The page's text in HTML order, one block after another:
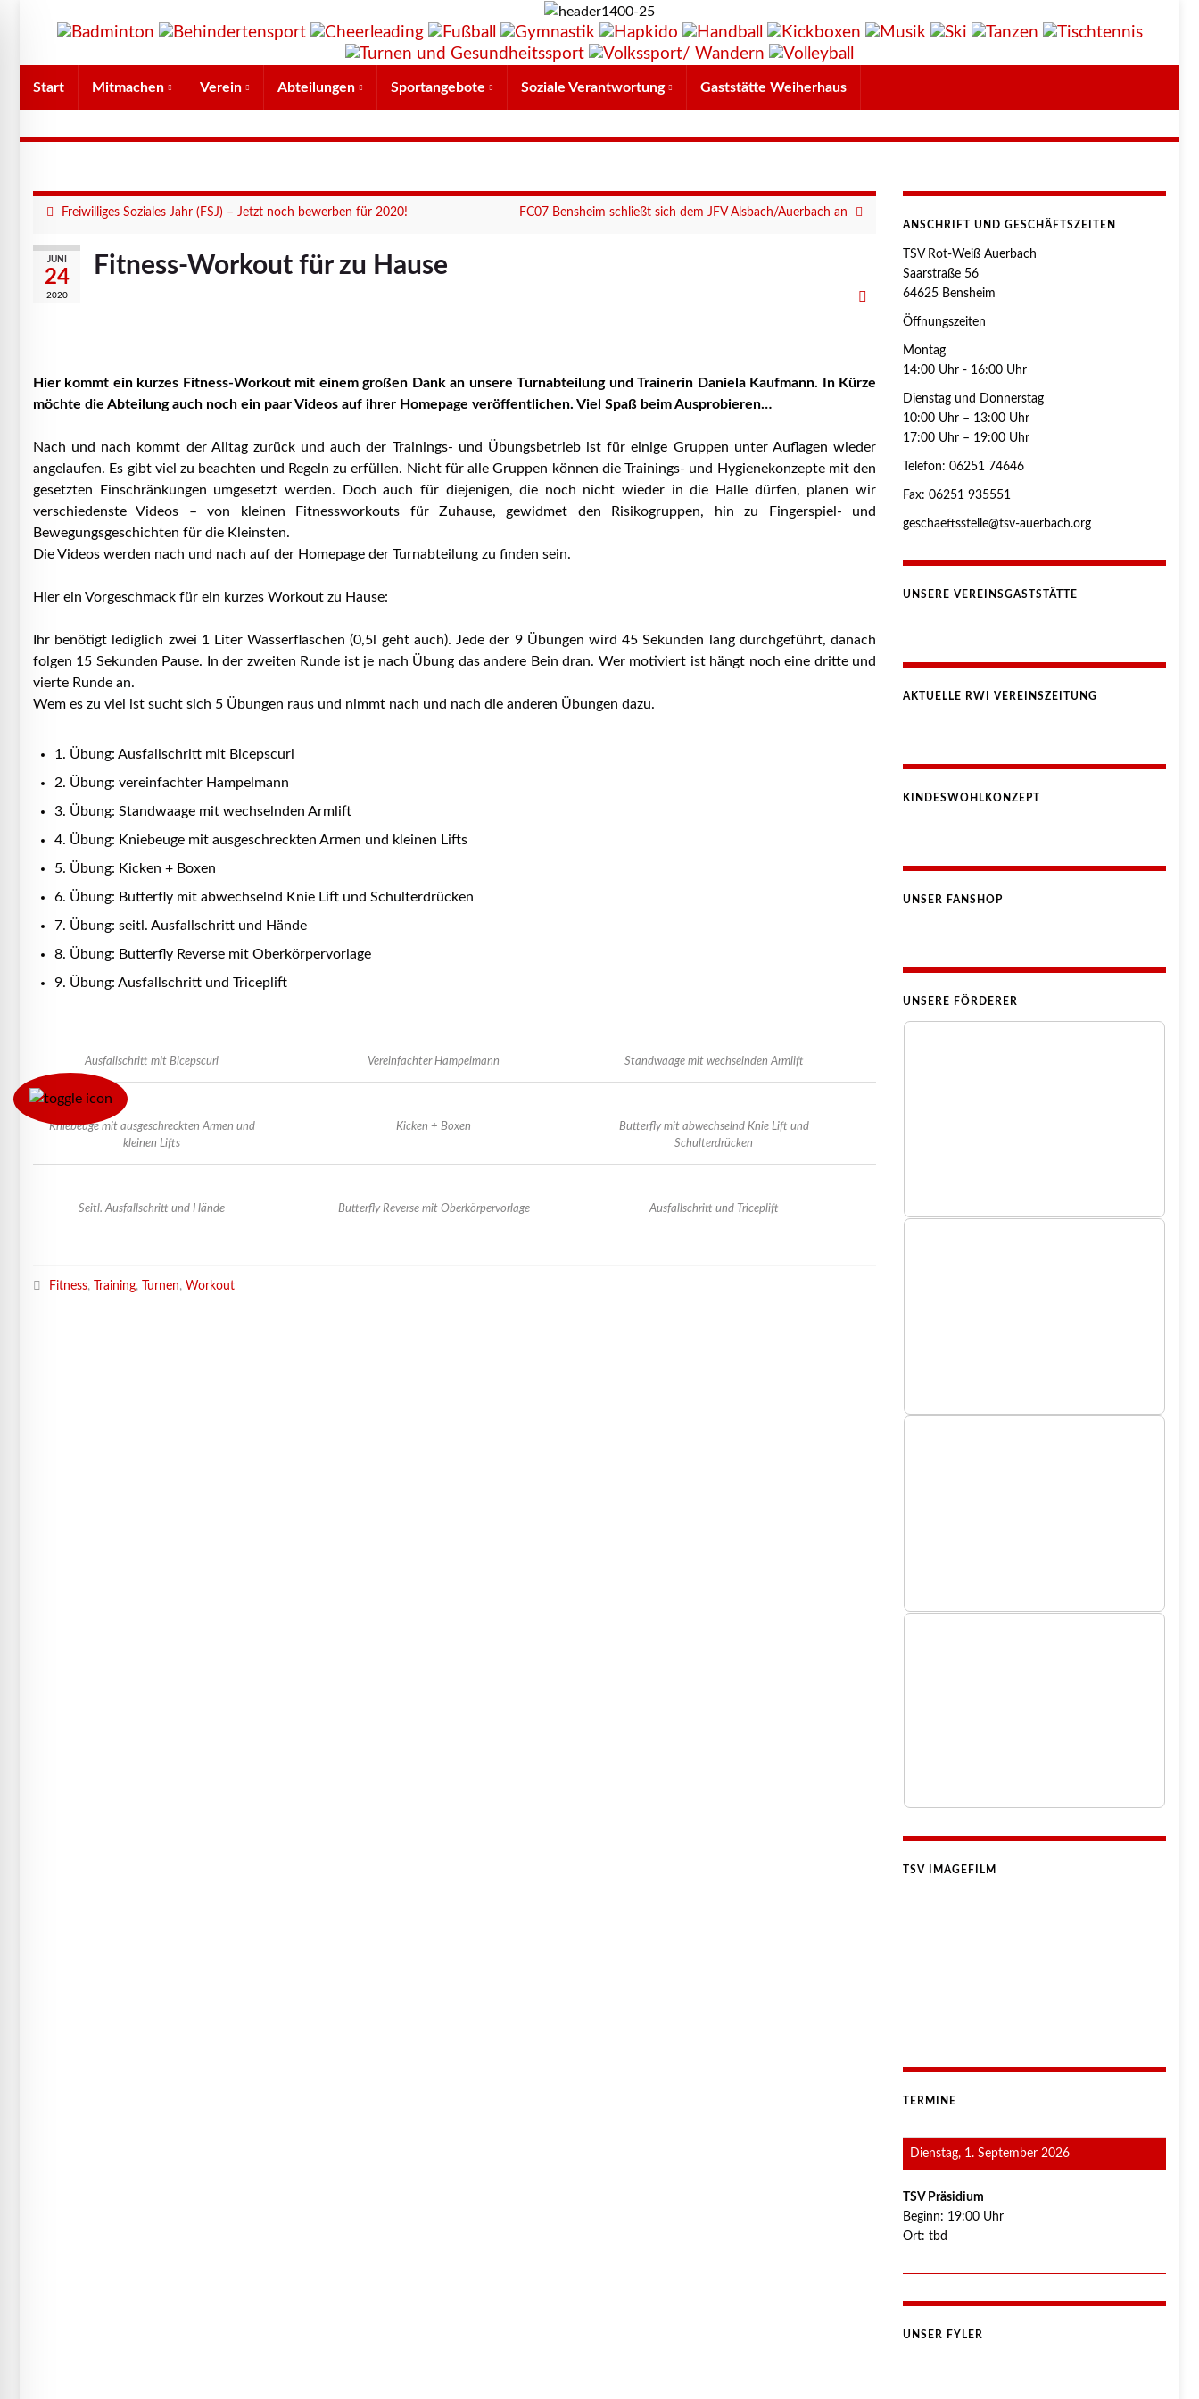
Start Mitmachen Verein Abteilungen Sportangebote Soziale Verantwortung Gaststätte Weiherhaus
Freiwilliges Soziales Jahr (FSJ) – Jetzt noch bewerben für 2020! FC07 Bensheim schließt sich dem JFV Alsbach/Auerbach an
JUNI
24
2020
Fitness-Workout für zu Hause
Hier kommt ein kurzes Fitness-Workout mit einem großen Dank an unsere Turnabteilung und Trainerin Daniela Kaufmann. In Kürze
möchte die Abteilung auch noch ein paar Videos auf ihrer Homepage veröffentlichen. Viel Spaß beim Ausprobieren…
Nach und nach kommt der Alltag zurück und auch der Trainings- und Übungsbetrieb ist für einige Gruppen unter Auflagen wieder
angelaufen. Es gibt viel zu beachten und Regeln zu erfüllen. Nicht für alle Gruppen können die Trainings- und Hygienekonzepte mit den
gesetzten Einschränkungen umgesetzt werden. Doch auch für diejenigen, die noch nicht wieder in die Halle dürfen, planen wir
verschiedenste Videos – von kleinen Fitnessworkouts für Zuhause, gewidmet den Risikogruppen, hin zu Fingerspiel- und
Bewegungsgeschichten für die Kleinsten.
Die Videos werden nach und nach auf der Homepage der Turnabteilung zu finden sein.
Hier ein Vorgeschmack für ein kurzes Workout zu Hause:
Ihr benötigt lediglich zwei 1 Liter Wasserflaschen (0,5l geht auch). Jede der 9 Übungen wird 45 Sekunden lang durchgeführt, danach
folgen 15 Sekunden Pause. In der zweiten Runde ist je nach Übung das andere Bein dran. Wer motiviert ist hängt noch eine dritte und
vierte Runde an.
Wem es zu viel ist sucht sich 5 Übungen raus und nimmt nach und nach die anderen Übungen dazu.
1. Übung: Ausfallschritt mit Bicepscurl
2. Übung: vereinfachter Hampelmann
3. Übung: Standwaage mit wechselnden Armlift
4. Übung: Kniebeuge mit ausgeschreckten Armen und kleinen Lifts
5. Übung: Kicken + Boxen
6. Übung: Butterfly mit abwechselnd Knie Lift und Schulterdrücken
7. Übung: seitl. Ausfallschritt und Hände
8. Übung: Butterfly Reverse mit Oberkörpervorlage
9. Übung: Ausfallschritt und Triceplift
Ausfallschritt mit Bicepscurl Vereinfachter Hampelmann Standwaage mit wechselnden Armlift
Kniebeuge mit ausgeschreckten Armen und
kleinen Lifts
Kicken + Boxen
Butterfly mit abwechselnd Knie Lift und
Schulterdrücken
Seitl. Ausfallschritt und Hände Butterfly Reverse mit Oberkörpervorlage Ausfallschritt und Triceplift
Fitness, Training, Turnen, Workout
ANSCHRIFT UND GESCHÄFTSZEITEN
TSV Rot-Weiß Auerbach
Saarstraße 56
64625 Bensheim
Öffnungszeiten
Montag
14:00 Uhr - 16:00 Uhr
Dienstag und Donnerstag
10:00 Uhr – 13:00 Uhr
17:00 Uhr – 19:00 Uhr
Telefon: 06251 74646
Fax: 06251 935551
geschaeftsstelle@tsv-auerbach.org
UNSERE VEREINSGASTSTÄTTE
AKTUELLE RWI VEREINSZEITUNG
KINDESWOHLKONZEPT
UNSER FANSHOP
UNSERE FÖRDERER
TSV IMAGEFILM
TERMINE
Dienstag, 1. September 2026
TSV Präsidium
Beginn: 19:00 Uhr
Ort: tbd
UNSER FYLER